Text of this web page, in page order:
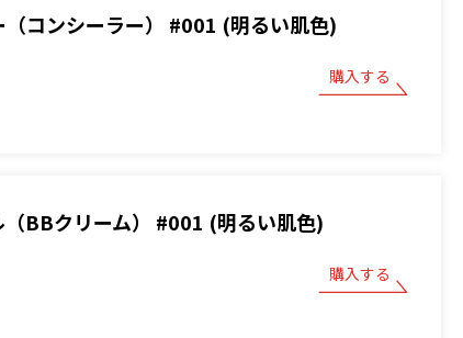
（コンシーラー） #001 (明るい肌色)
購入する
（BBクリーム） #001 (明るい肌色)
購入する